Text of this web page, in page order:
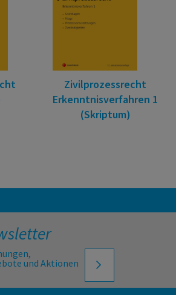
Zivilprozessrecht
Erkenntnisverfahren 1
(Skriptum)
und Aktionen